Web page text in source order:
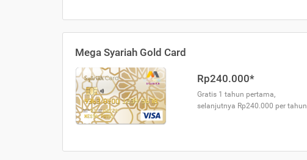
Mega Syariah Gold Card
Rp240.000*
Gratis 1 tahun pertama,
selanjutnya Rp240.000 per tahun